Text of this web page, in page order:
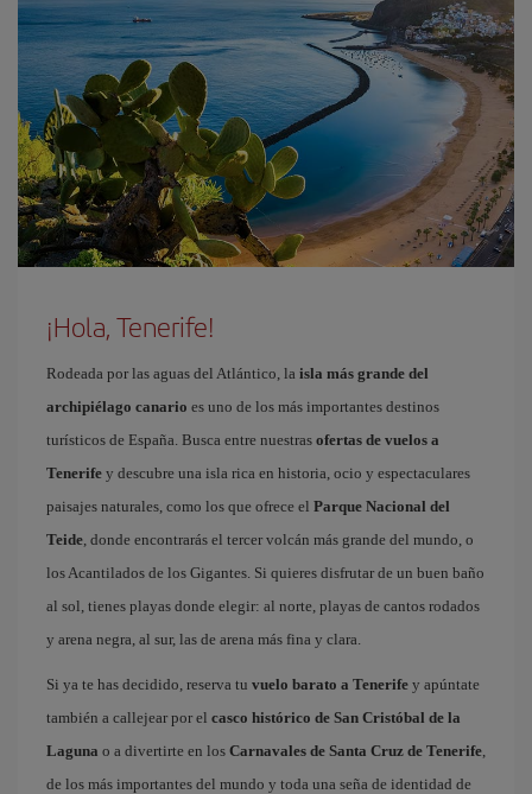
¡Hola, Tenerife!
Rodeada por las aguas del Atlántico, la isla más grande del
archipiélago canario es uno de los más importantes destinos
turísticos de España. Busca entre nuestras ofertas de vuelos a
Tenerife y descubre una isla rica en historia, ocio y espectaculares
paisajes naturales, como los que ofrece el Parque Nacional del
Teide, donde encontrarás el tercer volcán más grande del mundo, o
los Acantilados de los Gigantes. Si quieres disfrutar de un buen baño
al sol, tienes playas donde elegir: al norte, playas de cantos rodados
y arena negra, al sur, las de arena más fina y clara.
Si ya te has decidido, reserva tu vuelo barato a Tenerife y apúntate
también a callejear por el casco histórico de San Cristóbal de la
Laguna o a divertirte en los Carnavales de Santa Cruz de Tenerife,
de los más importantes del mundo y toda una seña de identidad de